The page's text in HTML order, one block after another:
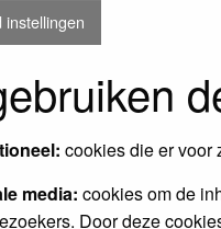
instellingen
cookies die er voor
media: cookies om de
Door deze